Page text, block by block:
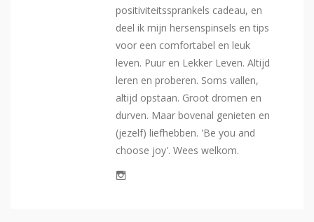
positiviteitssprankels cadeau, en
deel ik mijn hersenspinsels en tips
voor een comfortabel en leuk
leven. Puur en Lekker Leven. Altijd
leren en proberen. Soms vallen,
altijd opstaan. Groot dromen en
durven. Maar bovenal genieten en
(jezelf) liefhebben. 'Be you and
choose joy'. Wees welkom.